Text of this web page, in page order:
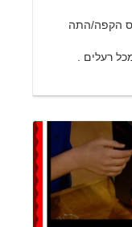
הקפה/התה
רעלים .